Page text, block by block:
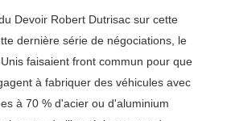
Devoir Robert Dutrisac sur cette
dernière série de négociations, le
faisaient front commun pour que
à fabriquer des véhicules avec
à 70 % d'acier ou d'aluminium